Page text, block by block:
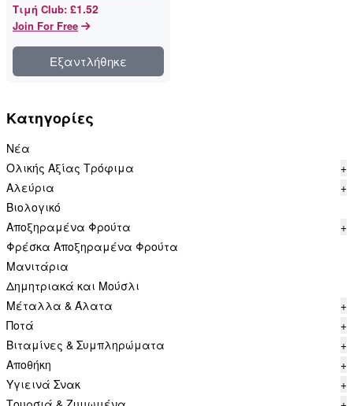
Κατηγορίες
Νέα
Ολικής Αξίας Τρόφιμα
+
Αλεύρια
+
Βιολογικό
Αποξηραμένα Φρούτα
+
Φρέσκα Αποξηραμένα Φρούτα
Μανιτάρια
Δημητριακά και Μούσλι
Μέταλλα & Άλατα
+
Ποτά
+
Βιταμίνες & Συμπληρώματα
+
Αποθήκη
+
Υγιεινά Σνακ
+
Τιμή Club: £1.52
Join For Free
Εξαντλήθηκε